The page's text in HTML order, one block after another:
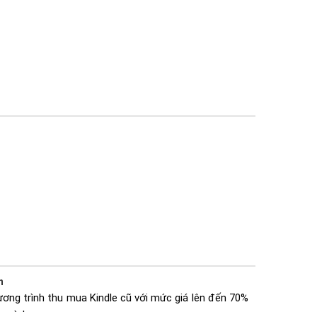
trình thu mua Kindle cũ với mức giá lên đến 70%